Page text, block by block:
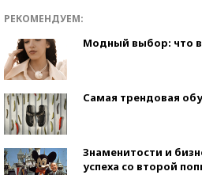
РЕКОМЕНДУЕМ:
Модный выбор: что
Самая трендовая
Знаменитости и
успеха со второй